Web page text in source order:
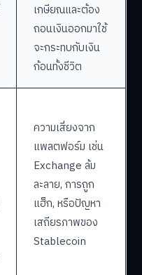
เกษียณและต้อง
ถอนเงินออกมาใช้
จะกระทบกับเงิน
ก้อนทั้งชีวิต
ความเสี่ยงจาก
แพลตฟอร์ม เช่น
Exchange ล้ม
ละลาย, การถูก
แฮ็ก, หรือปัญหา
เสถียรภาพของ
Stablecoin